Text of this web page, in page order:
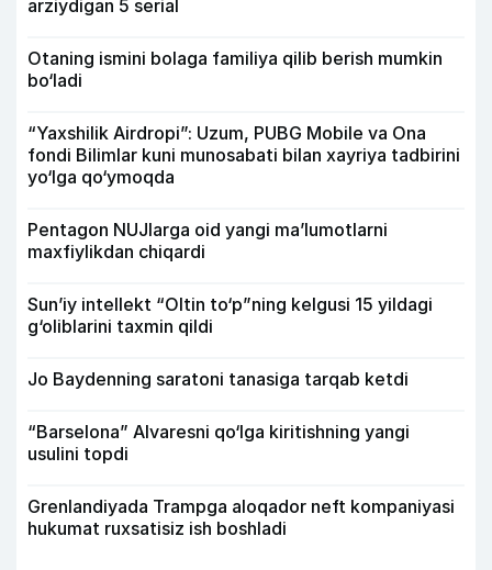
arziydigan 5 serial
Otaning ismini bolaga familiya qilib berish mumkin
bo‘ladi
“Yaxshilik Airdropi”: Uzum, PUBG Mobile va Ona
fondi Bilimlar kuni munosabati bilan xayriya tadbirini
yo‘lga qo‘ymoqda
Pentagon NUJlarga oid yangi maʼlumotlarni
maxfiylikdan chiqardi
Sun’iy intellekt “Oltin to‘p”ning kelgusi 15 yildagi
g‘oliblarini taxmin qildi
Jo Baydenning saratoni tanasiga tarqab ketdi
“Barselona” Alvaresni qo‘lga kiritishning yangi
usulini topdi
Grenlandiyada Trampga aloqador neft kompaniyasi
hukumat ruxsatisiz ish boshladi